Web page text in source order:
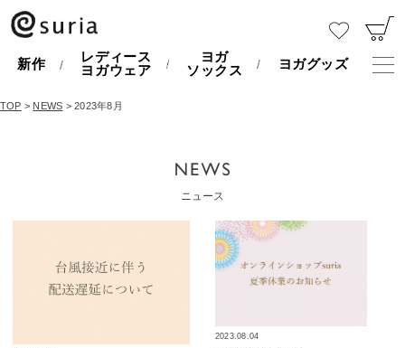
新作
レディース
ヨガウェア
ヨガ
ソックス
ヨガグッズ
TOP > NEWS > 2023年8月
ニュース
2023.08.04